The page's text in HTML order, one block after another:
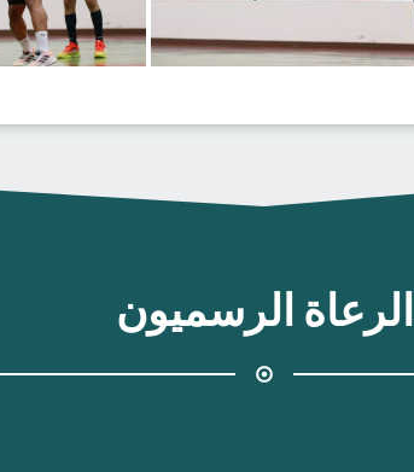
الرعاة الرسميون